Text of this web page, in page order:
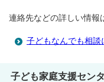
連絡先などの詳しい情報
子どもなんでも相談
子ども家庭支援セン